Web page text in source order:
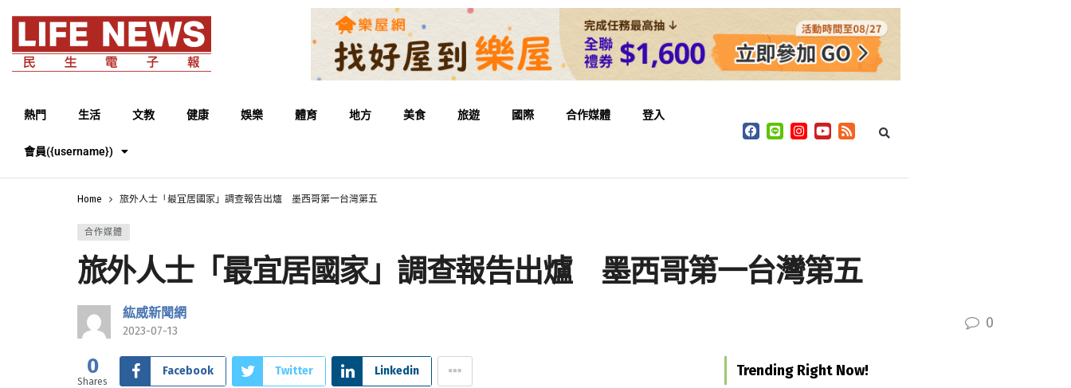
熱門 生活 文教 健康 娛樂 體育 地方 美食 旅遊 國際 合作媒體 登入
會員({username})
Home 旅外人士「最宜居國家」調查報告出爐 墨西哥第一台灣第五
合作媒體
旅外人士「最宜居國家」調查報告出爐 墨西哥第一台灣第五
紘威新聞網
2023-07-13 0
0
Shares
Facebook Twitter Linkedin Trending Right Now!